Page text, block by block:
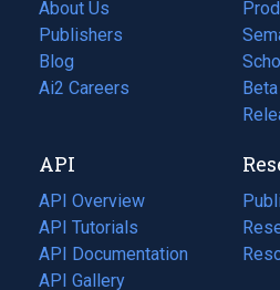
About Us
Publishers
Blog
(opens
in
tab)
Ai2 Careers
(opens
new
tab)
API
API Overview
API Tutorials
API Documentation
(opens
in
API Gallery
in
a
in